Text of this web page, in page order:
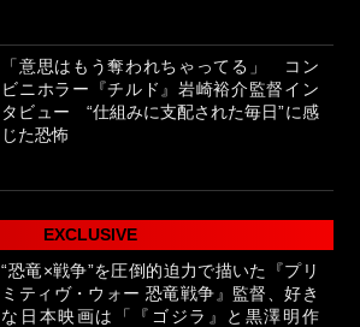
「意思はもう奪われちゃってる」 コン
ビニホラー『チルド』岩崎裕介監督イン
タビュー “仕組みに支配された毎日”に感
じた恐怖
EXCLUSIVE
“恐竜×戦争”を圧倒的迫力で描いた『プリ
ミティヴ・ウォー 恐竜戦争』監督、好き
な日本映画は「『ゴジラ』と黒澤明作